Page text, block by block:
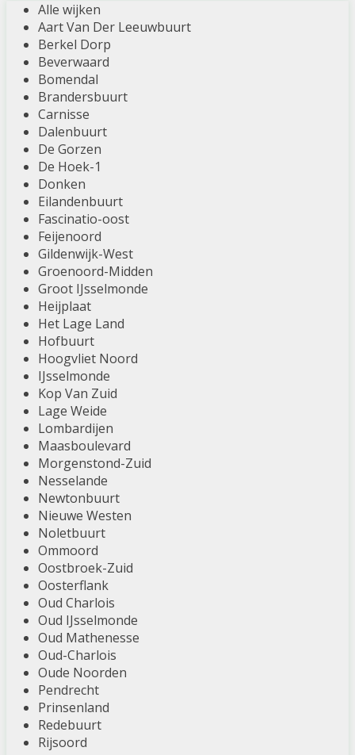
Alle wijken
Aart Van Der Leeuwbuurt
Berkel Dorp
Beverwaard
Bomendal
Brandersbuurt
Carnisse
Dalenbuurt
De Gorzen
De Hoek-1
Donken
Eilandenbuurt
Fascinatio-oost
Feijenoord
Gildenwijk-West
Groenoord-Midden
Groot IJsselmonde
Heijplaat
Het Lage Land
Hofbuurt
Hoogvliet Noord
IJsselmonde
Kop Van Zuid
Lage Weide
Lombardijen
Maasboulevard
Morgenstond-Zuid
Nesselande
Newtonbuurt
Nieuwe Westen
Noletbuurt
Ommoord
Oostbroek-Zuid
Oosterflank
Oud Charlois
Oud IJsselmonde
Oud Mathenesse
Oud-Charlois
Oude Noorden
Pendrecht
Prinsenland
Redebuurt
Rijsoord